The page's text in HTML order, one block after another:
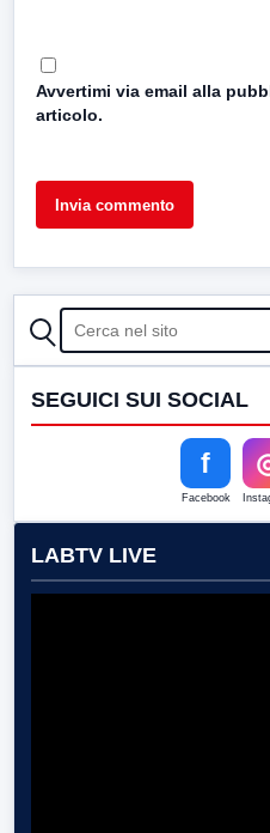
Avvertimi via email alla
articolo.
CERCA
SEGUICI SUI SOCIAL
f
Facebook
LABTV LIVE